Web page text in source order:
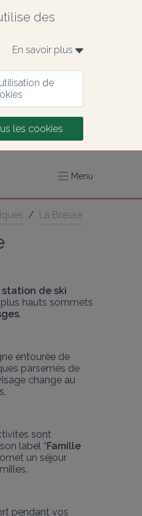
des
En savoir plus
de
les cookies
Menu
/ La Bresse
station de ski
hauts sommets
.
entourée de
parsemés de
change au
sont
label “Famille
un séjour
pendant vos